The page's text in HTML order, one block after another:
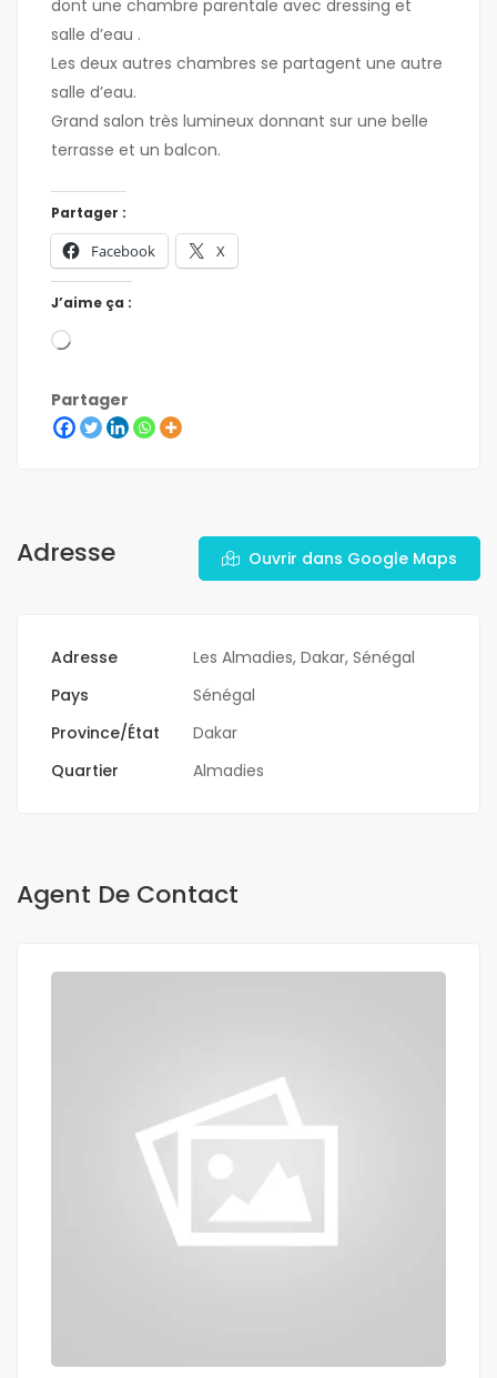
dont une chambre parentale avec dressing et
salle d’eau .
Les deux autres chambres se partagent une autre
salle d’eau.
Grand salon très lumineux donnant sur une belle
terrasse et un balcon.
Partager :
Facebook X
J’aime ça :
Partager
Adresse Ouvrir dans Google Maps
Adresse
Les Almadies, Dakar, Sénégal
Pays
Sénégal
Province/État
Dakar
Quartier
Almadies
Agent De Contact